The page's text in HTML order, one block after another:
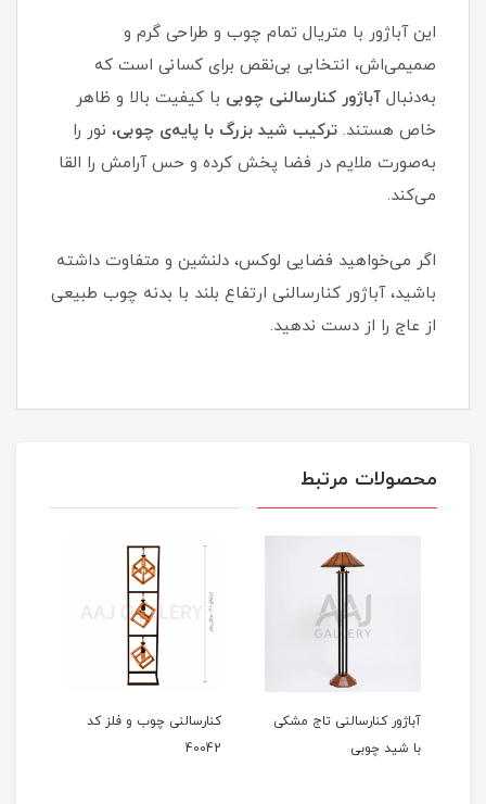
این آباژور با متریال تمام چوب و طراحی گرم و
صمیمی‌اش، انتخابی بی‌نقص برای کسانی است که
به‌دنبال آباژور کنارسالنی چوبی با کیفیت بالا و ظاهر
خاص هستند. ترکیب شید بزرگ با پایه‌ی چوبی، نور را
به‌صورت ملایم در فضا پخش کرده و حس آرامش را القا
می‌کند.
اگر می‌خواهید فضایی لوکس، دلنشین و متفاوت داشته
باشید، آباژور کنارسالنی ارتفاع بلند با بدنه چوب طبیعی
از عاج را از دست ندهید.
محصولات مرتبط
آباژور کنارسالنی تاج مشکی
با شید چوبی
کنارسالنی چوب و فلز کد
40042